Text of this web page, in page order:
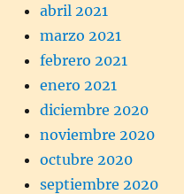
abril 2021
marzo 2021
febrero 2021
enero 2021
diciembre 2020
noviembre 2020
octubre 2020
septiembre 2020